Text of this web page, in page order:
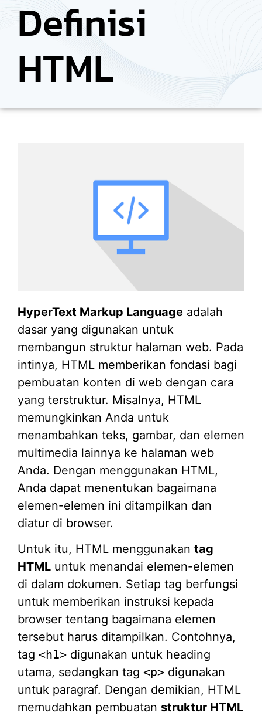
Definisi
HTML
HyperText Markup Language adalah
dasar yang digunakan untuk
membangun struktur halaman web. Pada
intinya, HTML memberikan fondasi bagi
pembuatan konten di web dengan cara
yang terstruktur. Misalnya, HTML
memungkinkan Anda untuk
menambahkan teks, gambar, dan elemen
multimedia lainnya ke halaman web
Anda. Dengan menggunakan HTML,
Anda dapat menentukan bagaimana
elemen-elemen ini ditampilkan dan
diatur di browser.
Untuk itu, HTML menggunakan tag
HTML untuk menandai elemen-elemen
di dalam dokumen. Setiap tag berfungsi
untuk memberikan instruksi kepada
browser tentang bagaimana elemen
tersebut harus ditampilkan. Contohnya,
tag <h1> digunakan untuk heading
utama, sedangkan tag <p> digunakan
untuk paragraf. Dengan demikian, HTML
memudahkan pembuatan struktur HTML